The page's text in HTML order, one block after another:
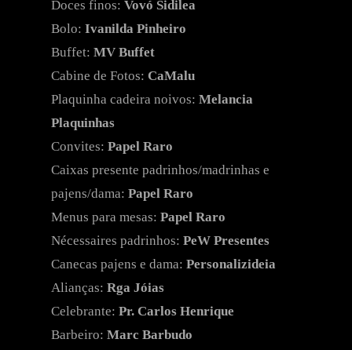
Doces finos:Vovó Sidilea
Bolo:Ivanilda Pinheiro
Buffet:MV Buffet
Cabine de Fotos:CaMalu
Plaquinha cadeira noivos: Melancia
Plaquinhas
Convites: Papel Raro
Caixas presente padrinhos/madrinhas e
pajens/dama:Papel Raro
Menus para mesas:Papel Raro
Nécessaires padrinhos:PeW Presentes
Canecas pajens e dama:Personalizideia
Alianças:Rga Jóias
Celebrante:Pr. Carlos Henrique
Barbeiro:Marc Barbudo